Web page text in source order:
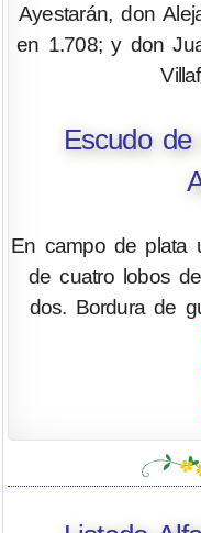
Ayestarán, don
en 1.708; y don
Escudo
En campo de plata
de cuatro lobos
dos. Bordura de